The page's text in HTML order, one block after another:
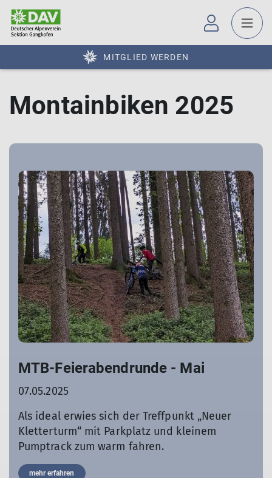
MITGLIED WERDEN
Montainbiken 2025
MTB-Feierabendrunde - Mai
07.05.2025
Als ideal erwies sich der Treffpunkt „Neuer
Kletterturm“ mit Parkplatz und kleinem
Pumptrack zum warm fahren.
mehr erfahren